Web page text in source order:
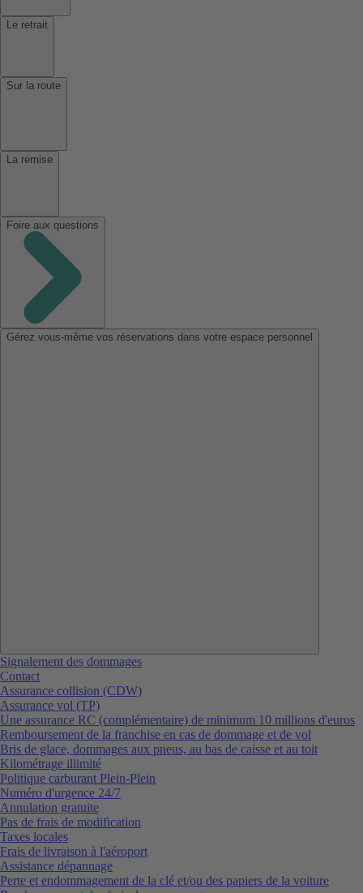
Le retrait
Sur la route
La remise
Foire aux questions
Gérez vous-même vos réservations dans votre espace personnel
Signalement des dommages
Contact
Assurance collision (CDW)
Assurance vol (TP)
Une assurance RC (complémentaire) de minimum 10 millions d'euros
Remboursement de la franchise en cas de dommage et de vol
Bris de glace, dommages aux pneus, au bas de caisse et au toit
Kilométrage illimité
Politique carburant Plein-Plein
Numéro d'urgence 24/7
Annulation gratuite
Pas de frais de modification
Taxes locales
Frais de livraison à l'aéroport
Assistance dépannage
Perte et endommagement de la clé et/ou des papiers de la voiture